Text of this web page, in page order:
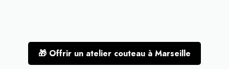
🎁 Offrir un atelier couteau à Marseille